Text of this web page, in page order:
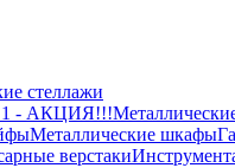
стеллажи
- АКЦИЯ!!!
Металлические шкафы
верстаки